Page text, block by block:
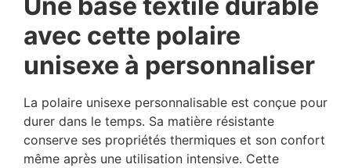
avec cette polaire
unisexe à personnaliser
La polaire unisexe personnalisable est conçue pour
durer dans le temps. Sa matière résistante
conserve ses propriétés thermiques et son confort
même après une utilisation intensive. Cette